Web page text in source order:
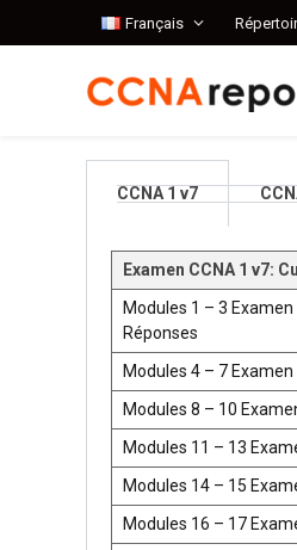
Français
CCNA 1 v7
Examen CCNA 1 v7:
Modules 1 – 3
Réponses
Modules 4 – 7
Modules 8 – 10
Modules 11 – 13
Modules 14 – 15
Modules 16 – 17